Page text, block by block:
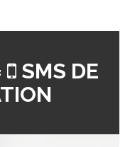
SMS DE